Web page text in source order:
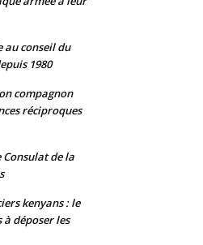
conseil du
1980
compagnon
réciproques
de la
kenyans : le
à déposer les